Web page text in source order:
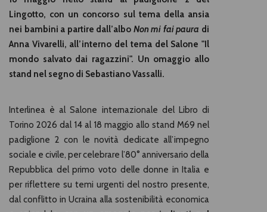
Lingotto, con un concorso sul tema della ansia
nei bambini a partire dall’albo Non mi fai paura di
Anna Vivarelli, all’interno del tema del Salone "Il
mondo salvato dai ragazzini". Un omaggio allo
stand nel segno di Sebastiano Vassalli.
Interlinea è al Salone internazionale del Libro di
Torino 2026 dal 14 al 18 maggio allo stand M69 nel
padiglione 2 con le novità dedicate all’impegno
sociale e civile, per celebrare l’80° anniversario della
Repubblica del primo voto delle donne in Italia e
per riflettere su temi urgenti del nostro presente,
dal conflitto in Ucraina alla sostenibilità economica